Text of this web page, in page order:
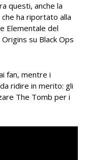
questi, anche la
ha riportato alla
Elementale del
su Black Ops
fan, mentre i
ridire in merito: gli
The Tomb per i